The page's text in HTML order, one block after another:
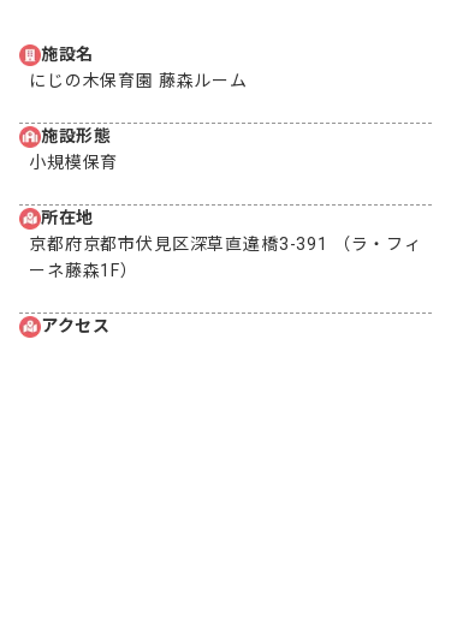
施設名
にじの木保育園 藤森ルーム
施設形態
小規模保育
所在地
京都府京都市伏見区深草直違橋3-391 （ラ・フィ
ーネ藤森1F）
アクセス